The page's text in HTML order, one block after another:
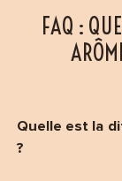
FAQ :
Quelle est la
?